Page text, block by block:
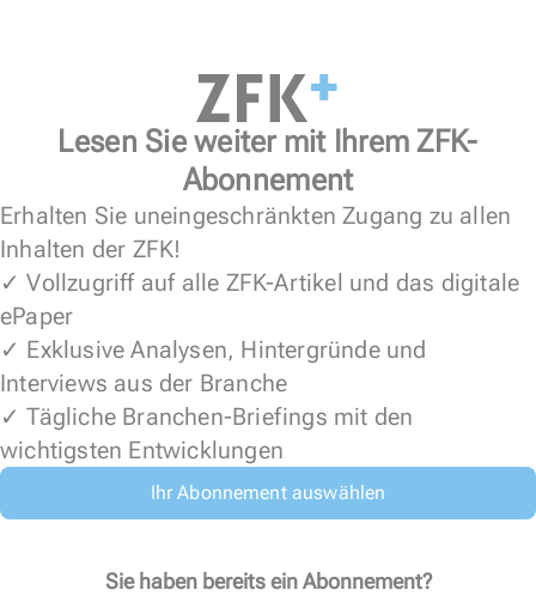
Lesen Sie weiter mit Ihrem ZFK-
Abonnement
Erhalten Sie uneingeschränkten Zugang zu allen
Inhalten der ZFK!
✓ Vollzugriff auf alle ZFK-Artikel und das digitale
ePaper
✓ Exklusive Analysen, Hintergründe und
Interviews aus der Branche
✓ Tägliche Branchen-Briefings mit den
wichtigsten Entwicklungen
Ihr Abonnement auswählen
Sie haben bereits ein Abonnement?